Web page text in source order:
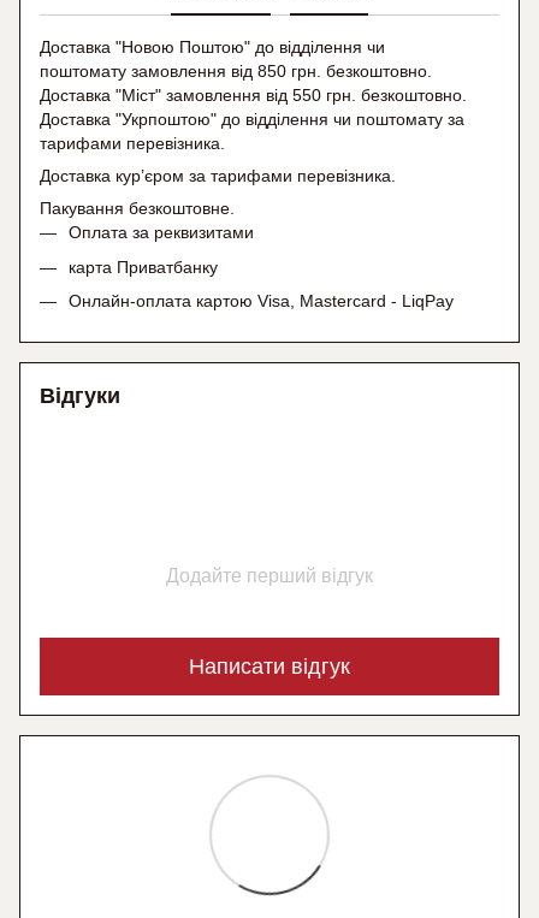
Доставка "Новою Поштою" до відділення чи
поштомату замовлення від 850 грн. безкоштовно.
Доставка "Міст" замовлення від 550 грн. безкоштовно.
Доставка "Укрпоштою" до відділення чи поштомату за
тарифами перевізника.
Доставка кур’єром за тарифами перевізника.
Пакування безкоштовне.
Оплата за реквизитами
карта Приватбанку
Онлайн-оплата картою Visa, Mastercard - LiqPay
Відгуки
Додайте перший відгук
Написати відгук